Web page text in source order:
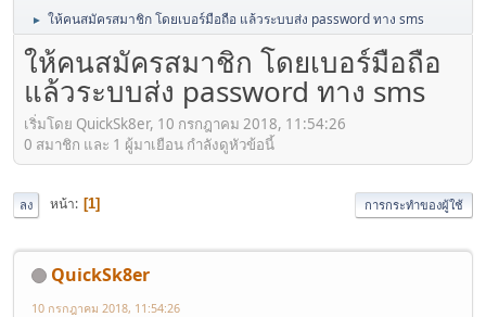
► ให้คนสมัครสมาชิก โดยเบอร์มือถือ แล้วระบบส่ง password ทาง sms
ให้คนสมัครสมาชิก โดยเบอร์มือถือ
แล้วระบบส่ง password ทาง sms
เริ่มโดย QuickSk8er, 10 กรกฎาคม 2018, 11:54:26
0 สมาชิก และ 1 ผู้มาเยือน กำลังดูหัวข้อนี้
ลง หน้า 1 การกระทำของผู้ใช้
QuickSk8er
10 กรกฎาคม 2018, 11:54:26